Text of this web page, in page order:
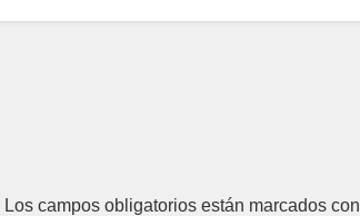
Los campos obligatorios están marcados con